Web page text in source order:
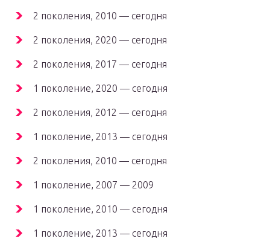
2 поколения, 2010 — сегодня
2 поколения, 2020 — сегодня
2 поколения, 2017 — сегодня
1 поколение, 2020 — сегодня
2 поколения, 2012 — сегодня
1 поколение, 2013 — сегодня
2 поколения, 2010 — сегодня
1 поколение, 2007 — 2009
1 поколение, 2010 — сегодня
1 поколение, 2013 — сегодня